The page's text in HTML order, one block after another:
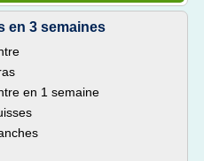
en 3 semaines
en 1 semaine